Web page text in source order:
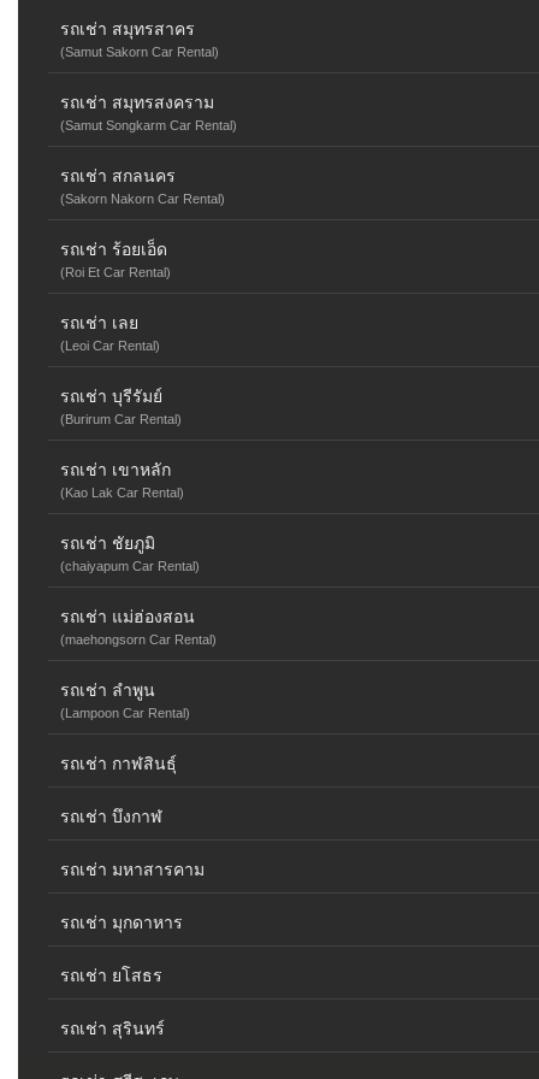
รถเช่า สมุทรสาคร
(Samut Sakorn Car Rental)
รถเช่า สมุทรสงคราม
(Samut Songkarm Car Rental)
รถเช่า สกลนคร
(Sakorn Nakorn Car Rental)
รถเช่า ร้อยเอ็ด
(Roi Et Car Rental)
รถเช่า เลย
(Leoi Car Rental)
รถเช่า บุรีรัมย์
(Burirum Car Rental)
รถเช่า เขาหลัก
(Kao Lak Car Rental)
รถเช่า ชัยภูมิ
(chaiyapum Car Rental)
รถเช่า แม่ฮ่องสอน
(maehongsorn Car Rental)
รถเช่า ลำพูน
(Lampoon Car Rental)
รถเช่า กาฬสินธุ์
รถเช่า บึงกาฬ
รถเช่า มหาสารคาม
รถเช่า มุกดาหาร
รถเช่า ยโสธร
รถเช่า สุรินทร์